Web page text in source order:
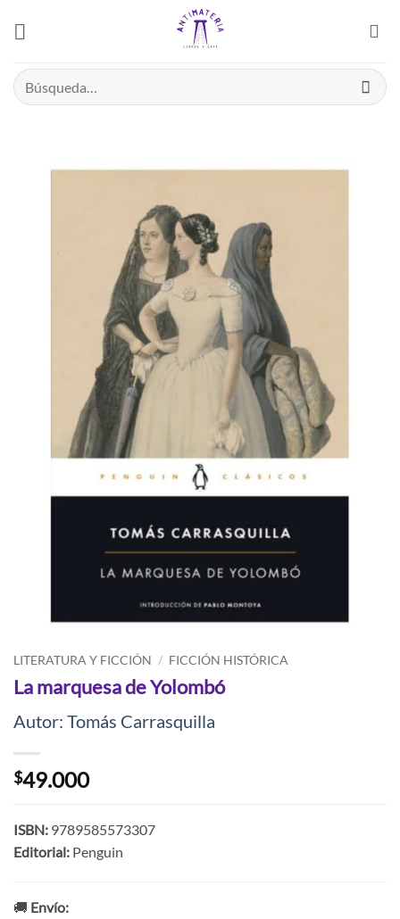
Buscar
por:
LITERATURA Y FICCIÓN / FICCIÓN HISTÓRICA
La marquesa de Yolombó
Autor: Tomás Carrasquilla
$49.000
ISBN: 9789585573307
Editorial: Penguin
🚚 Envío: